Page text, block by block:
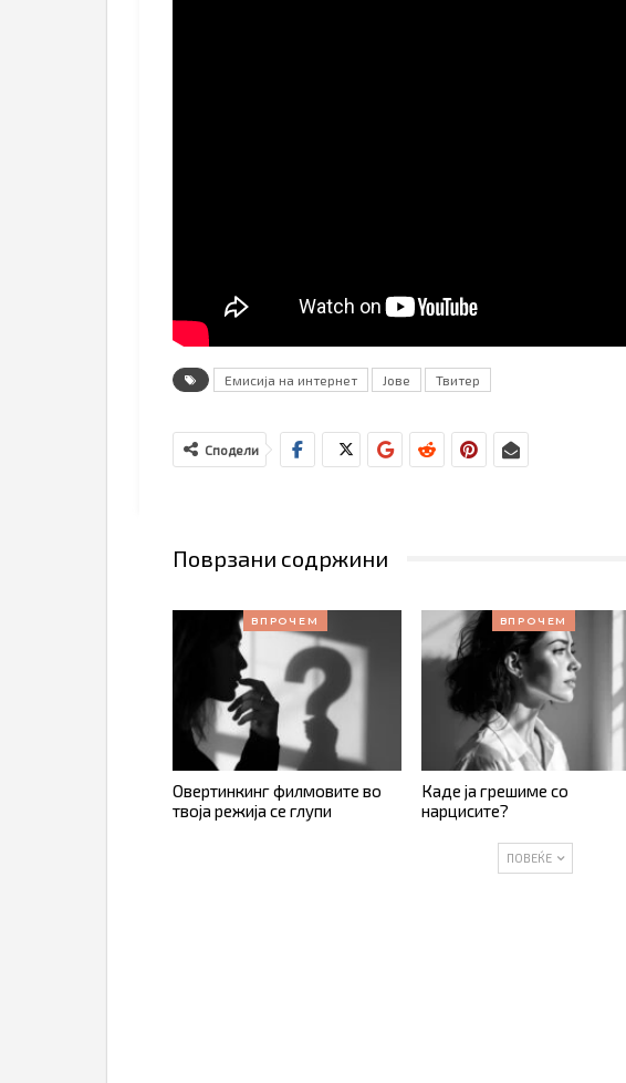
Емисија на интернет Јове Твитер
Сподели
Поврзани содржини
ВПРОЧЕМ
Овертинкинг филмовите во
твоја режија се глупи
ВПРОЧЕМ
Каде ја грешиме со
нарцисите?
ПОВЕЌЕ